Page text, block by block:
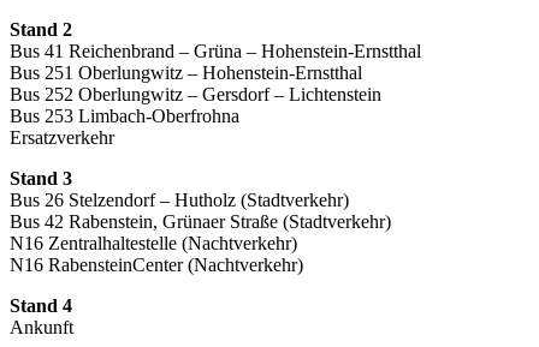
Stand 2
Bus 41 Reichenbrand – Grüna – Hohenstein-Ernstthal
Bus 251 Oberlungwitz – Hohenstein-Ernstthal
Bus 252 Oberlungwitz – Gersdorf – Lichtenstein
Bus 253 Limbach-Oberfrohna
Ersatzverkehr
Stand 3
Bus 26 Stelzendorf – Hutholz (Stadtverkehr)
Bus 42 Rabenstein, Grünaer Straße (Stadtverkehr)
N16 Zentralhaltestelle (Nachtverkehr)
N16 RabensteinCenter (Nachtverkehr)
Stand 4
Ankunft